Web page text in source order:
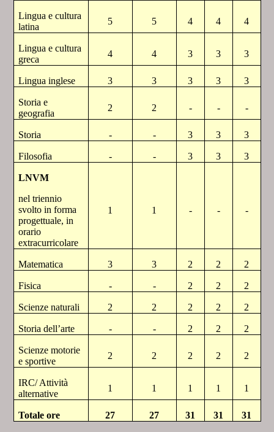
Lingua e cultura
latina
5 5 4 4 4
Lingua e cultura
greca
4 4 3 3 3
Lingua inglese 3 3 3 3 3
Storia e
geografia
2 2 - - -
Storia - - 3 3 3
Filosofia - - 3 3 3
LNVM
nel triennio
svolto in forma
progettuale, in
orario
extracurricolare
1 1 - - -
Matematica 3 3 2 2 2
Fisica - - 2 2 2
Scienze naturali 2 2 2 2 2
Storia dell’arte - - 2 2 2
Scienze motorie
e sportive
2 2 2 2 2
IRC/ Attività
alternative
1 1 1 1 1
Totale ore 27 27 31 31 31